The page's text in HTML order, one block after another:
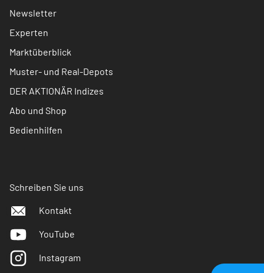
Newsletter
Experten
Marktüberblick
Muster- und Real-Depots
DER AKTIONÄR Indizes
Abo und Shop
Bedienhilfen
Schreiben Sie uns
Kontakt
YouTube
Instagram